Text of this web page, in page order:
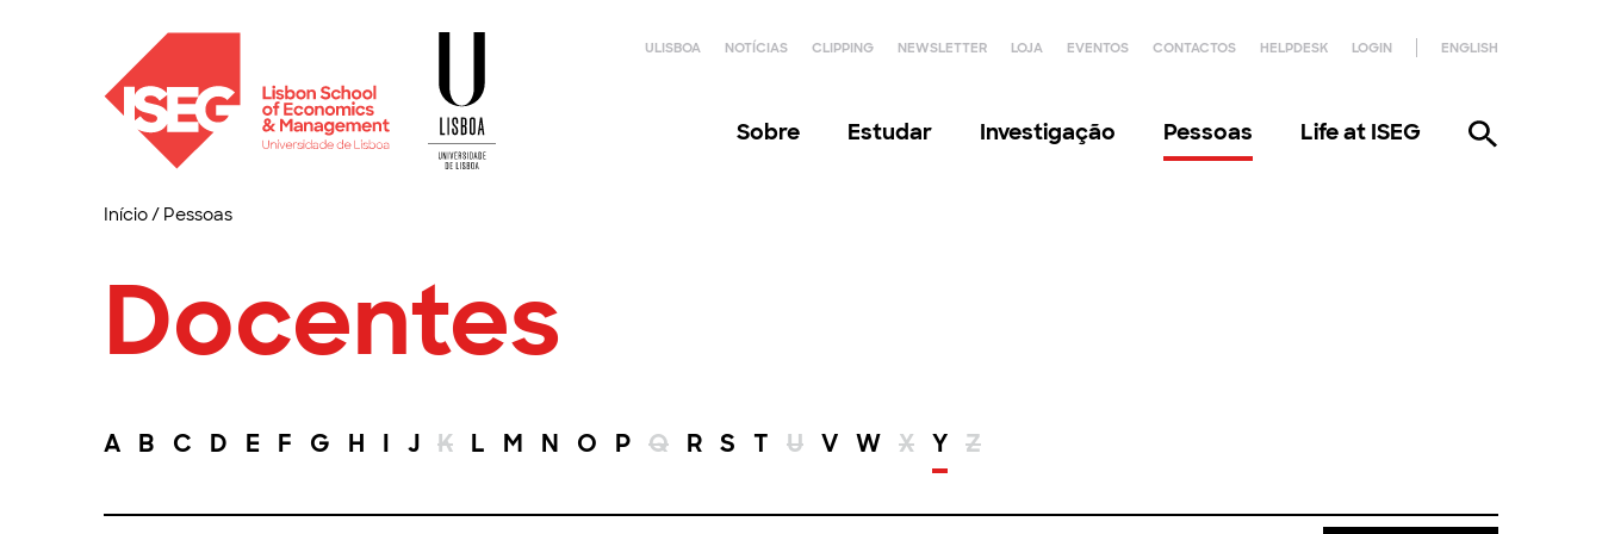
ULISBOA NOTÍCIAS CLIPPING NEWSLETTER LOJA EVENTOS CONTACTOS HELPDESK LOGIN ENGLISH
Sobre Estudar Investigação Pessoas Life at ISEG
Início/ Pessoas
Docentes
A B C D E F G H I J K L M N O P Q R S T U V W X Y Z